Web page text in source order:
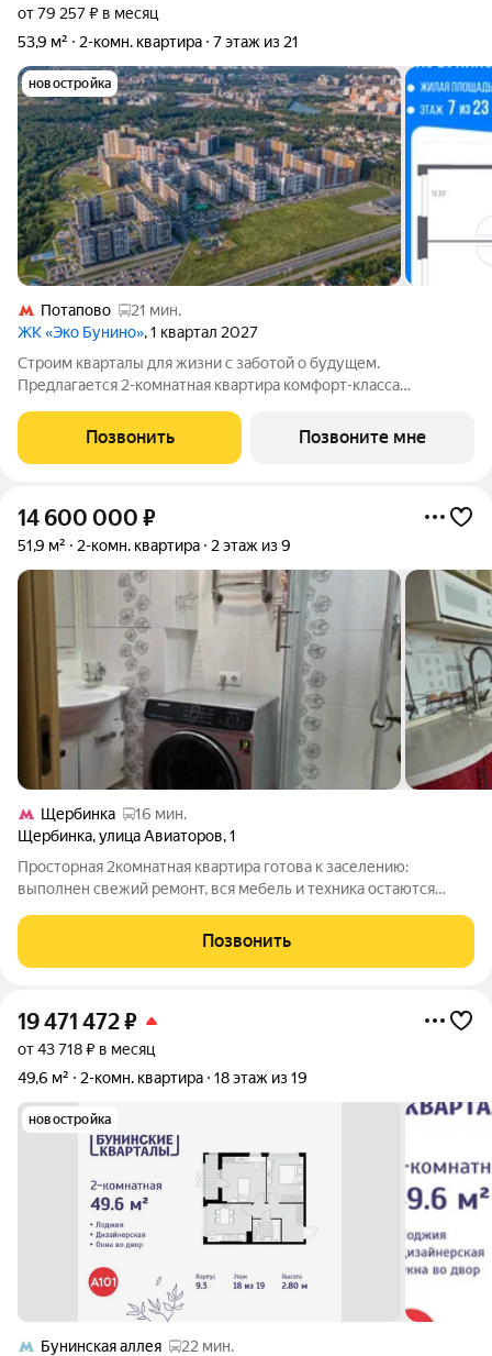
от 79 257 ₽ в месяц
53,9 м²
2-комн. квартира 7 этаж из 21
новостройка
Потапово
21 мин.
ЖК «Эко Бунино», 1 квартал 2027
Строим кварталы для жизни с заботой о будущем.
Предлагается 2-комнатная квартира комфорт-класса
жилом комплексе "Эко Бунино".Застройщик сдает квартиры с
отделкой в нескольких вариантах:
Позвонить Позвоните мне
14 600 000 ₽
51,9 м² 2-комн. квартира 2 этаж из 9
Щербинка
16 мин.
Щербинка,улица Авиаторов,1
Просторная 2комнатная квартира готова к заселению:
выполнен свежий ремонт, вся мебель и техника остаются
здесь тихо и комфортно. Качественный ремонт, замену
коммуникаций в доме произвели в 2025
Позвонить
19 471 472₽
от 43 718 ₽ в месяц
49,6 м²
2-комн. квартира 18 этаж из 19
новостройка
Бунинская аллея
22 мин.